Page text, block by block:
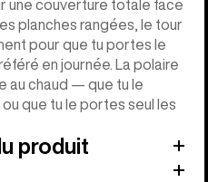
une couverture totale face
planches rangées, le tour
pour que tu portes le
en journée. La polaire
au chaud — que tu le
que tu le portes seul les
produit